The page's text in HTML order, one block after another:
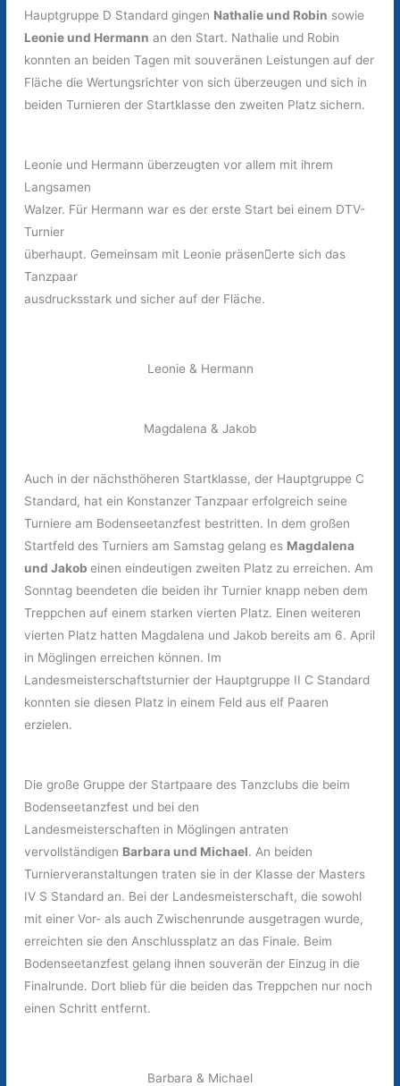
Hauptgruppe D Standard gingen Nathalie und Robin sowie
Leonie und Hermann an den Start. Nathalie und Robin
konnten an beiden Tagen mit souveränen Leistungen auf der
Fläche die Wertungsrichter von sich überzeugen und sich in
beiden Turnieren der Startklasse den zweiten Platz sichern.
Leonie und Hermann überzeugten vor allem mit ihrem
Langsamen
Walzer. Für Hermann war es der erste Start bei einem DTV-
Turnier
überhaupt. Gemeinsam mit Leonie präsen􀆟erte sich das
Tanzpaar
ausdrucksstark und sicher auf der Fläche.
Leonie & Hermann
Magdalena & Jakob
Auch in der nächsthöheren Startklasse, der Hauptgruppe C
Standard, hat ein Konstanzer Tanzpaar erfolgreich seine
Turniere am Bodenseetanzfest bestritten. In dem großen
Startfeld des Turniers am Samstag gelang es Magdalena
und Jakobeinen eindeutigen zweiten Platz zu erreichen. Am
Sonntag beendeten die beiden ihr Turnier knapp neben dem
Treppchen auf einem starken vierten Platz. Einen weiteren
vierten Platz hatten Magdalena und Jakob bereits am 6. April
in Möglingen erreichen können. Im
Landesmeisterschaftsturnier der Hauptgruppe II C Standard
konnten sie diesen Platz in einem Feld aus elf Paaren
erzielen.
Die große Gruppe der Startpaare des Tanzclubs die beim
Bodenseetanzfest und bei den
Landesmeisterschaften in Möglingen antraten
vervollständigen Barbara und Michael. An beiden
Turnierveranstaltungen traten sie in der Klasse der Masters
IV S Standard an. Bei der Landesmeisterschaft, die sowohl
mit einer Vor- als auch Zwischenrunde ausgetragen wurde,
erreichten sie den Anschlussplatz an das Finale. Beim
Bodenseetanzfest gelang ihnen souverän der Einzug in die
Finalrunde. Dort blieb für die beiden das Treppchen nur noch
einen Schritt entfernt.
Barbara & Michael